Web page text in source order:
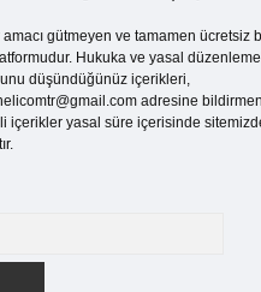
gütmeyen ve tamamen ücretsiz
Hukuka ve yasal
düşündüğünüz içerikleri,
adresine
içerikler yasal süre içerisinde